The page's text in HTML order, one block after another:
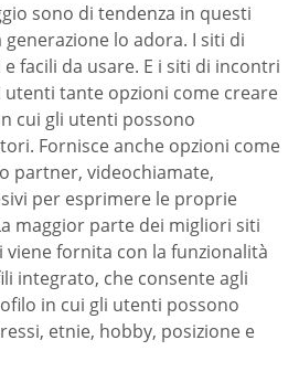
sono di tendenza in questi
lo adora. I siti di
facili da usare. E i siti di incontri
tante opzioni come creare
cui gli utenti possono
Fornisce anche opzioni come
partner, videochiamate,
per esprimere le proprie
maggior parte dei migliori siti
fornita con la funzionalità
integrato, che consente agli
in cui gli utenti possono
etnie, hobby, posizione e